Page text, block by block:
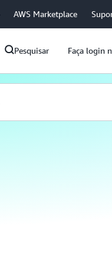
AWS Marketplace
Pesquisar Faça login